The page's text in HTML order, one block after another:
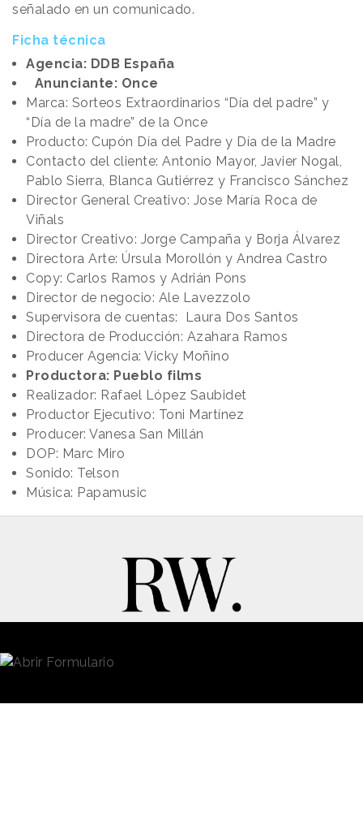
señalado en un comunicado.
Ficha técnica
Agencia: DDB España
Anunciante: Once
Marca: Sorteos Extraordinarios “Día del padre” y
“Día de la madre” de la Once
Producto: Cupón Día del Padre y Día de la Madre
Contacto del cliente: Antonio Mayor, Javier Nogal,
Pablo Sierra, Blanca Gutiérrez y Francisco Sánchez
Director General Creativo: Jose María Roca de
Viñals
Director Creativo: Jorge Campaña y Borja Álvarez
Directora Arte: Úrsula Morollón y Andrea Castro
Copy: Carlos Ramos y Adrián Pons
Director de negocio: Ale Lavezzolo
Supervisora de cuentas: Laura Dos Santos
Directora de Producción: Azahara Ramos
Producer Agencia: Vicky Moñino
Productora: Pueblo films
Realizador: Rafael López Saubidet
Productor Ejecutivo: Toni Martínez
Producer: Vanesa San Millán
DOP: Marc Miro
Sonido: Telson
Música: Papamusic
Contacto